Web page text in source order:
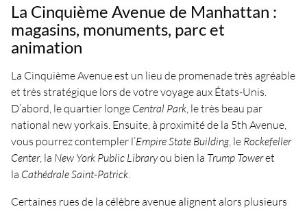
La Cinquième Avenue de Manhattan :
magasins, monuments, parc et
animation
La Cinquième Avenue est un lieu de promenade très agréable
et très stratégique lors de votre voyage aux États-Unis.
D’abord, le quartier longe Central Park , le très beau par
national new yorkais. Ensuite, à proximité de la 5th Avenue,
vous pourrez contempler l’Empire State Building, le Rockefeller
Center, la New York Public Libraryou bien la Trump Toweret
la Cathédrale Saint-Patrick
Certaines rues de la célèbre avenue alignent alors plusieurs